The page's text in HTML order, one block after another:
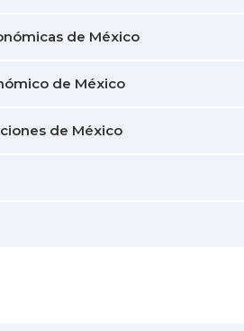
de México
de México
de México